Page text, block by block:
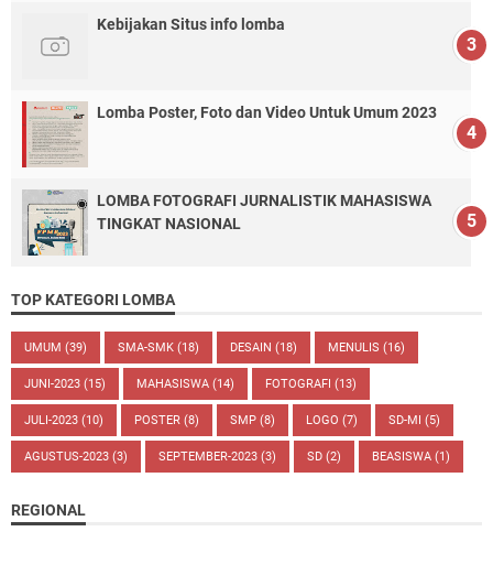
Kebijakan Situs info lomba
Lomba Poster, Foto dan Video Untuk Umum 2023
LOMBA FOTOGRAFI JURNALISTIK MAHASISWA
TINGKAT NASIONAL
TOP KATEGORI LOMBA
UMUM (39) SMA-SMK (18) DESAIN (18) MENULIS (16)
JUNI-2023 (15) MAHASISWA (14) FOTOGRAFI (13)
JULI-2023 (10) POSTER (8) SMP (8) LOGO (7) SD-MI (5)
AGUSTUS-2023 (3) SEPTEMBER-2023 (3) SD (2) BEASISWA (1)
REGIONAL